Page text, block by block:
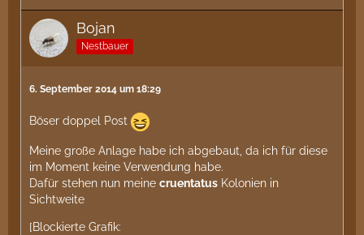
Bojan
Nestbauer
6. September 2014 um 18:29
Böser doppel Post
Meine große Anlage habe ich abgebaut, da ich für diese
im Moment keine Verwendung habe.
Dafür stehen nun meine cruentatus Kolonien in
Sichtweite
[Blockierte Grafik: